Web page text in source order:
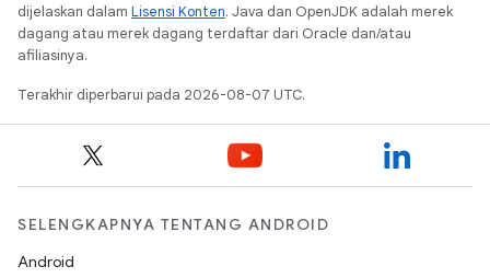
dijelaskan dalam Lisensi Konten. Java dan OpenJDK adalah merek
dagang atau merek dagang terdaftar dari Oracle dan/atau
afiliasinya.
Terakhir diperbarui pada 2026-08-07 UTC.
SELENGKAPNYA TENTANG ANDROID
Android